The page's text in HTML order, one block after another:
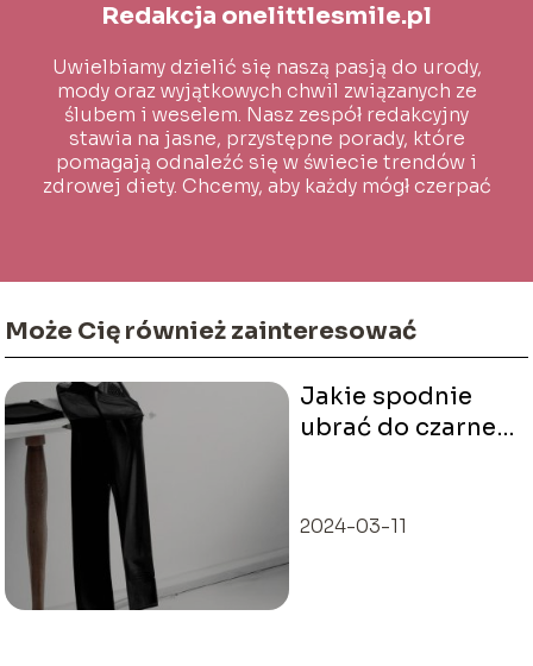
Redakcja onelittlesmile.pl
Uwielbiamy dzielić się naszą pasją do urody,
mody oraz wyjątkowych chwil związanych ze
ślubem i weselem. Nasz zespół redakcyjny
stawia na jasne, przystępne porady, które
pomagają odnaleźć się w świecie trendów i
zdrowej diety. Chcemy, aby każdy mógł czerpać
Może Cię również zainteresować
Jakie spodnie
ubrać do czarnej
2024-03-11